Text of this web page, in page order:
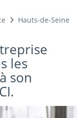
Hauts-de-Seine
les
son